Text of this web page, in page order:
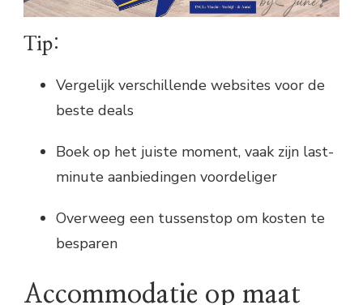
Tip:
Vergelijk verschillende websites voor de
beste deals
Boek op het juiste moment, vaak zijn last-
minute aanbiedingen voordeliger
Overweeg een tussenstop om kosten te
besparen
Accommodatie op maat